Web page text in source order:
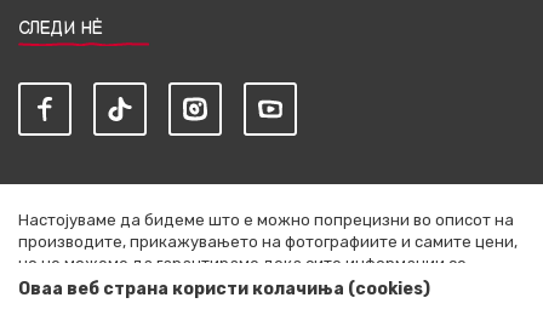
СЛЕДИ НЀ
Настојуваме да бидеме што е можно попрецизни во описот на
производите, прикажувањето на фотографиите и самите цени,
но не можеме да гарантираме дека сите информации се
комплетни и без грешки. Сите артикли прикажани на сајтот се
Оваа веб страна користи колачиња (cookies)